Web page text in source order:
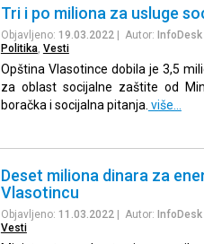
Tri i po miliona za usluge
Objavljeno: 19.03.2022 | Autor: InfoDesk
Politika, Vesti
Opština Vlasotince dobila je 3,5
za oblast socijalne zaštite od
boračka i socijalna pitanja. više…
Deset miliona dinara za
Vlasotincu
Objavljeno: 11.03.2022 | Autor: InfoDesk
Vesti